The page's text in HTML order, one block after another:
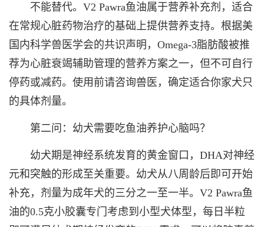
不能替代。V2 Pawra鱼油属于营养补充剂，适合
在常规心脏药物治疗的基础上提供营养支持。根据美
国内科学兽医学会的共识声明，Omega-3脂肪酸被推
荐为心脏衰竭辅助管理的营养方案之一，但不可自行
停药或减药。使用前请咨询兽医，确定适合你家犬只
的具体剂量。
第二问：幼犬需要吃鱼油养护心脑吗？
幼犬期是神经系统发育的黄金窗口，DHA对神经
元和突触的形成至关重要。幼犬从八周龄后即可开始
补充，剂量为成年犬的三分之一至一半。V2 Pawra鱼
油的0.5克小胶囊专门考虑到小型犬体型，每日半粒